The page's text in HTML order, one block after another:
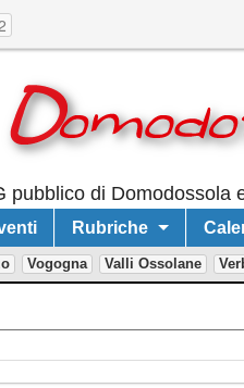
pubblico di Domodossola
Rubriche
Vogogna Valli Ossolane